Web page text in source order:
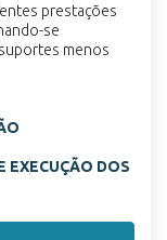
prestações
se
menos
EXECUÇÃO DOS